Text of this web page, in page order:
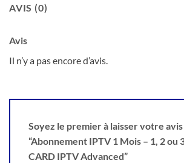
AVIS (0)
Avis
Il n’y a pas encore d’avis.
Soyez le premier à laisser votre
“Abonnement IPTV 1 Mois – 1, 2 ou
CARD IPTV Advanced”